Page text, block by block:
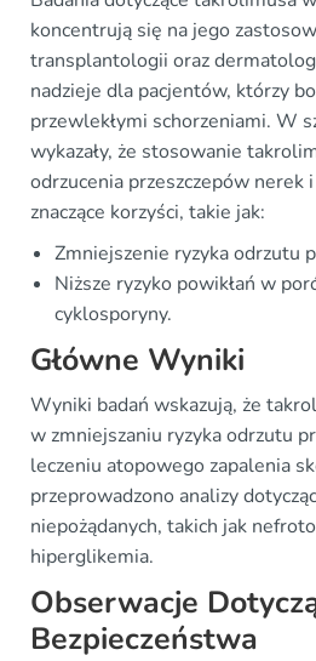
koncentrują się na jego
transplantologii oraz
nadzieje dla pacjentów, którzy
przewlekłymi schorzeniami. W
wykazały, że stosowanie
odrzucenia przeszczepów nerek
znaczące korzyści, takie jak:
Zmniejszenie ryzyka odrzutu
Niższe ryzyko powikłań w
cyklosporyny.
Główne Wyniki
Wyniki badań wskazują, że
w zmniejszaniu ryzyka odrzutu
leczeniu atopowego zapalenia
przeprowadzono analizy
niepożądanych, takich jak
hiperglikemia.
Obserwacje
Bezpieczeństwa